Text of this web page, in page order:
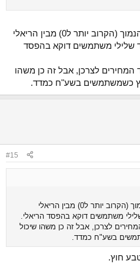
אני זכרתי שלוקחים את ההפסד הנמוך (הקרוב יותר ל0) מבין הריאלי
שלילי משתמשים דוקא בהפסד
המחירים לצרכן, אבל זה כן משהו
כשמשתמשים בשע"ח כמדד.
#15
אני זכרתי שלוקחים את ההפסד הנמוך (הקרוב יותר ל0) מבין הריאלי
משתמשים דוקא בהפסד הריאלי.
לצרכן, אבל זה כן משהו שיכול
בשע"ח כמדד.
חוץ.